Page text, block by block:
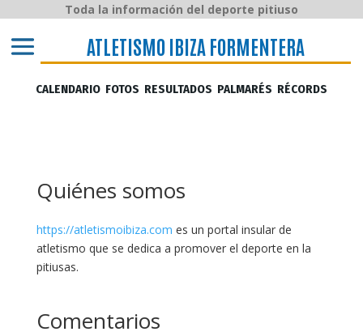
ATLETISMO IBIZA y FORMENTERA
Toda la información del deporte pitiuso
ATLETISMO IBIZA FORMENTERA
CALENDARIO FOTOS RESULTADOS PALMARÉS RÉCORDS
Quiénes somos
https://atletismoibiza.com es un portal insular de
atletismo que se dedica a promover el deporte en la
pitiusas.
Comentarios